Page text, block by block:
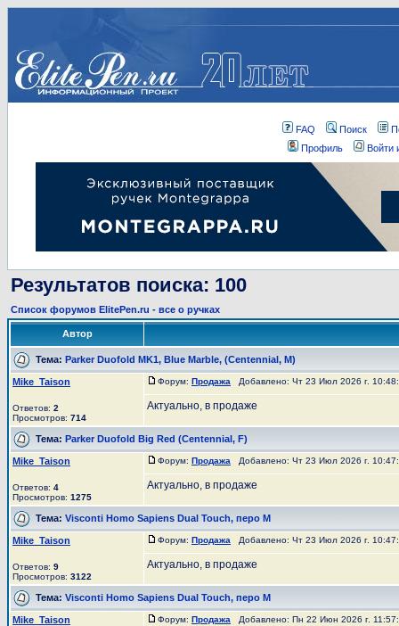
FAQ Поиск
Профиль
Войти
Результатов поиска: 100
Список форумов ElitePen.ru - все о ручках
Автор
Тема: Parker Duofold MK1, Blue Marble, (Centennial, M)
Mike_Taison
Ответов: 2
Просмотров: 714
Форум: Продажа Добавлено: Чт 23 Июл 2026 г.
Актуально, в продаже
Тема: Parker Duofold Big Red (Centennial, F)
Mike_Taison
Ответов: 4
Просмотров: 1275
Форум: Продажа Добавлено: Чт 23 Июл 2026 г.
Актуально, в продаже
Тема: Visconti Homo Sapiens Dual Touch, перо М
Mike_Taison
Ответов: 9
Просмотров: 3122
Форум: Продажа Добавлено: Чт 23 Июл 2026 г.
Актуально, в продаже
Тема: Visconti Homo Sapiens Dual Touch, перо М
Mike_Taison Форум: Продажа Добавлено: Пн 22 Июн 2026 г.